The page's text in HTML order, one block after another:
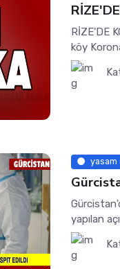
RİZE'DE
köy
yasam
yapılan